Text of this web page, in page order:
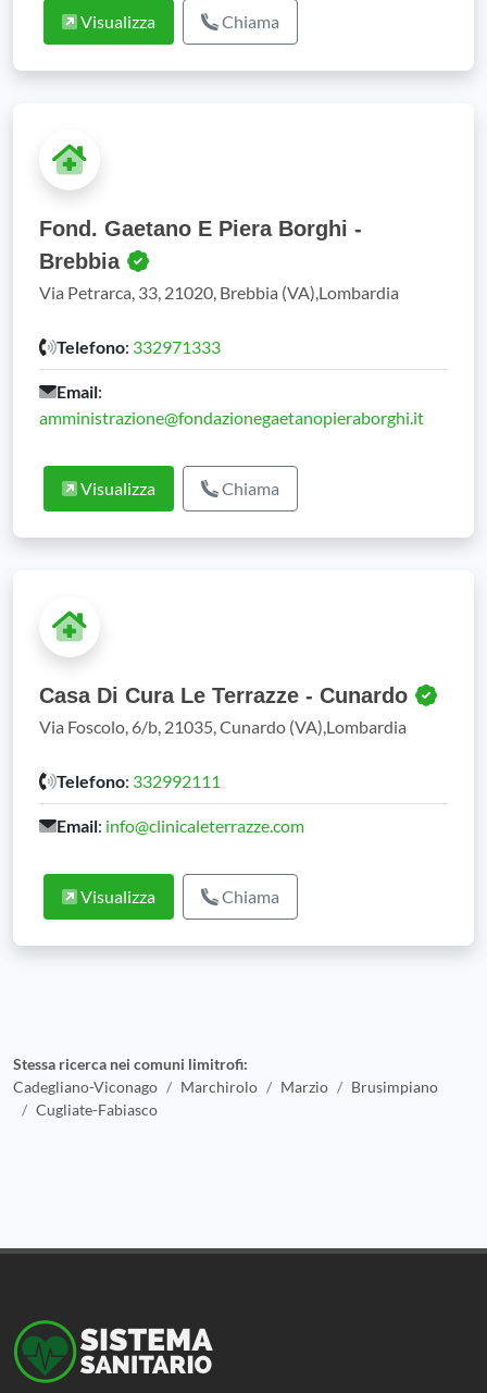
Visualizza Chiama
Fond. Gaetano E Piera Borghi -
Brebbia
Via Petrarca, 33, 21020, Brebbia (VA),Lombardia
Telefono: 332971333
Email:
amministrazione@fondazionegaetanopieraborghi.it
Visualizza Chiama
Casa Di Cura Le Terrazze - Cunardo
Via Foscolo, 6/b, 21035, Cunardo (VA),Lombardia
Telefono: 332992111
Email: info@clinicaleterrazze.com
Visualizza Chiama
Stessa ricerca nei comuni limitrofi:
Cadegliano-Viconago
Marchirolo Marzio
Brusimpiano
Cugliate-Fabiasco